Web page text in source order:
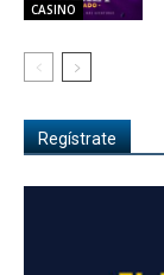
CASINO
Regístrate